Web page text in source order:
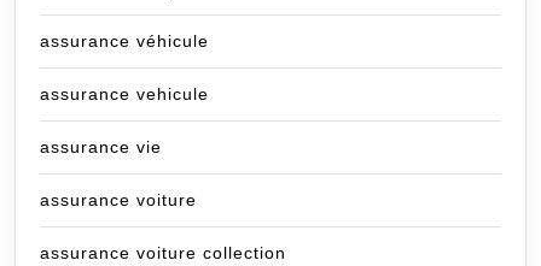
assurance véhicule
assurance vehicule
assurance vie
assurance voiture
assurance voiture collection